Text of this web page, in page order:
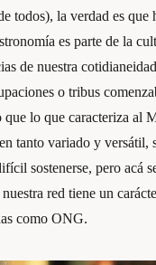
todos), la verdad es que
es parte de la
de nuestra
o tribus
que lo que caracteriza al
tanto variado y versátil,
sostenerse, pero acá
red tiene un
como ONG.